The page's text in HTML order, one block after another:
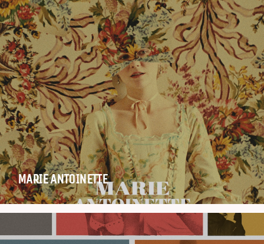
MARIE ANTOINETTE